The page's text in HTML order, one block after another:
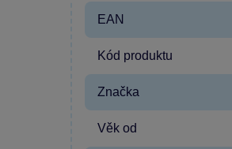
EAN
Kód produktu
Značka
Věk od